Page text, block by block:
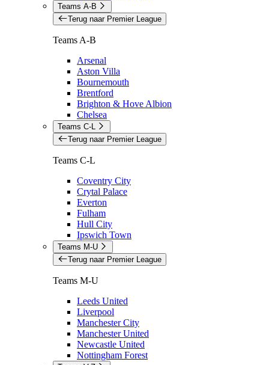
Teams A-B
Terug naar Premier League
Teams A-B
Arsenal
Aston Villa
Bournemouth
Brentford
Brighton & Hove Albion
Chelsea
Teams C-L
Terug naar Premier League
Teams C-L
Coventry City
Crytal Palace
Everton
Fulham
Hull City
Ipswich Town
Teams M-U
Terug naar Premier League
Teams M-U
Leeds United
Liverpool
Manchester City
Manchester United
Newcastle United
Nottingham Forest